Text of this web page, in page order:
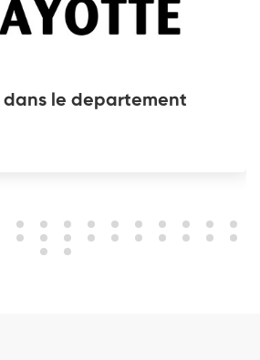
le departement